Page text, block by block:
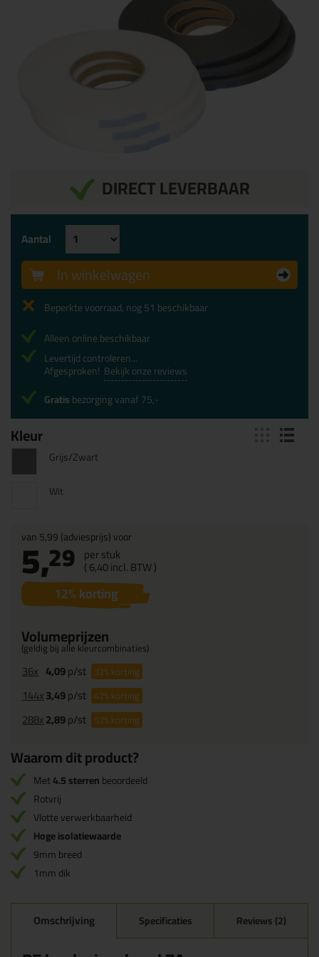
DIRECT LEVERBAAR
Kleur
Grijs/Zwart
Wit
van5,99(adviesprijs) voor
5,29 per stuk
(6,40incl. BTW )
12% korting
Volumeprijzen
(geldig bij alle kleurcombinaties)
36x 4,09p/st 32%korting
144x3,49p/st 42%korting
288x2,89p/st 52%korting
Aantal
In winkelwagen
Beperkte voorraad, nog 51 beschikbaar
Alleen online beschikbaar
Levertijd controleren...
Afgesproken! Bekijk onze reviews
Gratisbezorging vanaf 75,-
Waarom dit product?
Met4.5 sterrenbeoordeeld
Rotvrij
Vlotte verwerkbaarheid
Hoge isolatiewaarde
9mm breed
1mm dik
Omschrijving Specificaties Reviews (2)